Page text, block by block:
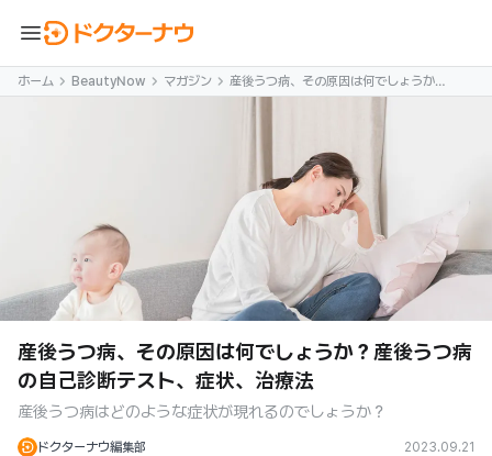
menu
ホーム BeautyNow マガジン
産後うつ病、その原因は何でしょうか？
産後うつ病の自己診断テスト、症状、治
産後うつ病、その原因は何でしょうか？産後うつ病
の自己診断テスト、症状、治療法
産後うつ病はどのような症状が現れるのでしょうか？
ドクターナウ編集部 2023.09.21